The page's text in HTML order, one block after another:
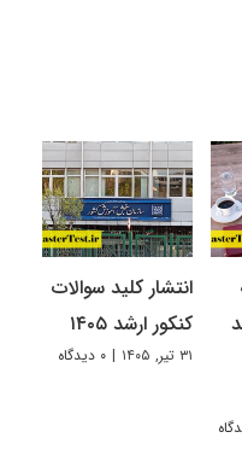
انتشار کلید سوالات
کنکور ارشد ۱۴۰۵
۳۱ تیر, ۱۴۰۵ | ۰ دیدگاه